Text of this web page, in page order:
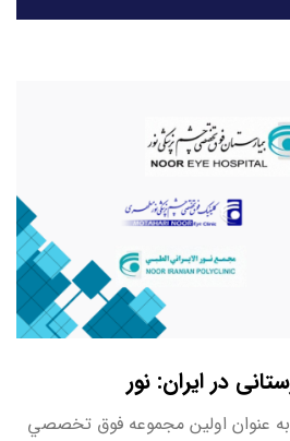
در ایران: نور
عنوان اولين مجموعه فوق تخصصي